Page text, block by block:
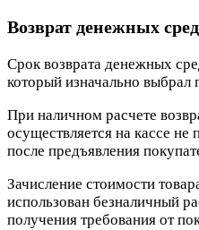
Возврат денежных
Срок возврата денежных
который изначально выбрал
При наличном расчете
осуществляется на кассе не
после предъявления
Зачисление стоимости
использован безналичный
получения требования от